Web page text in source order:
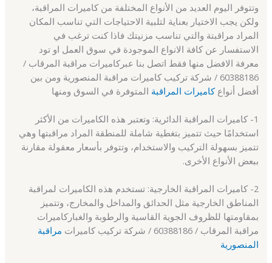
وتتوفر اليوم العديد من الأنواع المختلفة من كاميرات المراقبة،
ولكن يجب الاختيار بعناية لتلبية الاحتياجات التي تناسب المكان
المراد مراقبتة والتي تناسب مزنيتك فاذا كنت ترغب في
الاستفسار عن كافة الانواع الموجودة في سوق العمل او تود
معرفة الافضل منها فقط اتصل بنا عبركاميرات مراقبة المرقاب /
60388186 / شركة تركيب كاميرات مراقبة المنصورية ومن بين
أفضل أنواعكاميرات المراقبة المتوفرة في السوق ومنها
1- كاميرات المراقبة الدائرية: وتعتبر هذه الكاميرات من الأكثر
استخدامًا حيث تتميز بتغطية شاملة للمنطقة المراد مراقبتها وهي
تتميز بسهولة التركيب والاستخدام، وتتوفر بأسعار معقولة مقارنة
ببعض الأنواع الأخرى.
2- كاميرات المراقبة الخارجية: تستخدم هذه الكاميرات لمراقبة
المناطق الخارجية مثل الحدائق والمداخل والمخارج، وتتميز
بمقاومتها للظروف الجوية القاسية والرطوبة والغباركاميرات
مراقبة المرقاب / 60388186 / شركة تركيب كاميرات
مراقبة
المنصورية